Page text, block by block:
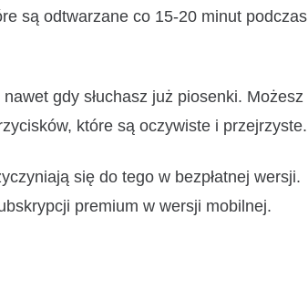
są odtwarzane co 15-20 minut podczas
gdy słuchasz już piosenki. Możesz
które są oczywiste i przejrzyste.
się do tego w bezpłatnej wersji.
premium w wersji mobilnej.